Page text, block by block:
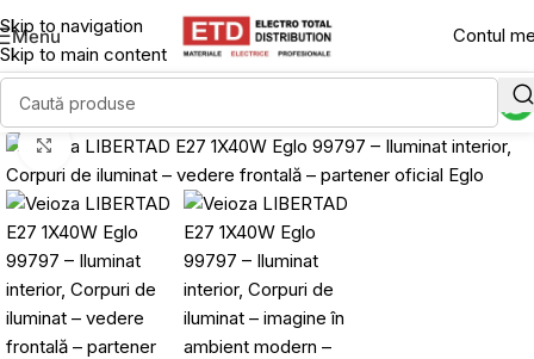
Skip to navigation
Skip to main content
Menu Contul
Click to enlarge